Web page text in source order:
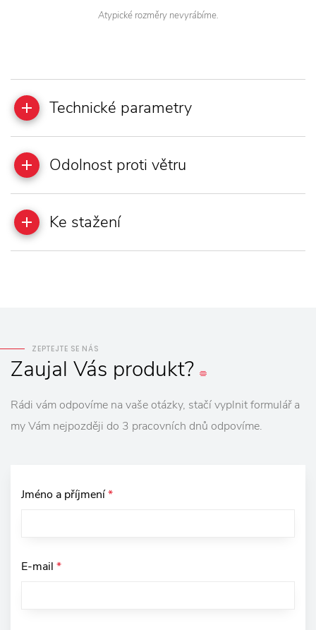
Atypické rozměry nevyrábíme.
Technické parametry
Odolnost proti větru
Ke stažení
ZEPTEJTE SE NÁS
Zaujal Vás produkt?
Rádi vám odpovíme na vaše otázky, stačí vyplnit formulář a
my Vám nejpozději do 3 pracovních dnů odpovíme.
Jméno a příjmení*
E-mail *